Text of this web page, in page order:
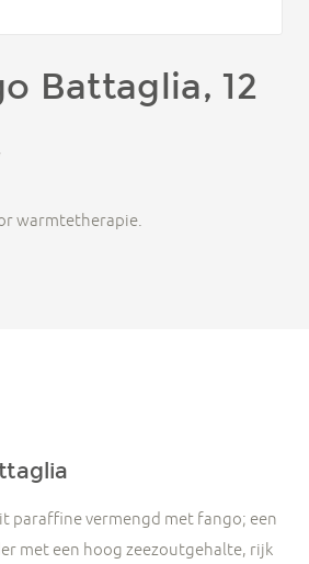
Battaglia, 12
warmtetherapie.
paraffine vermengd met fango; een
met een hoog zeezoutgehalte, rijk